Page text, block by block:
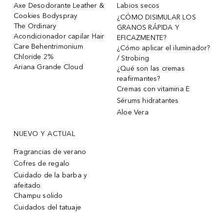
Axe Desodorante Leather &
Cookies Bodyspray
The Ordinary
Acondicionador capilar Hair
Care Behentrimonium
Chloride 2%
Ariana Grande Cloud
Labios secos
¿CÓMO DISIMULAR LOS
GRANOS RÁPIDA Y
EFICAZMENTE?
¿Cómo aplicar el iluminador?
/ Strobing
¿Qué son las cremas
reafirmantes?
Cremas con vitamina E
Sérums hidratantes
Aloe Vera
NUEVO Y ACTUAL
Fragrancias de verano
Cofres de regalo
Cuidado de la barba y
afeitado
Champu solido
Cuidados del tatuaje